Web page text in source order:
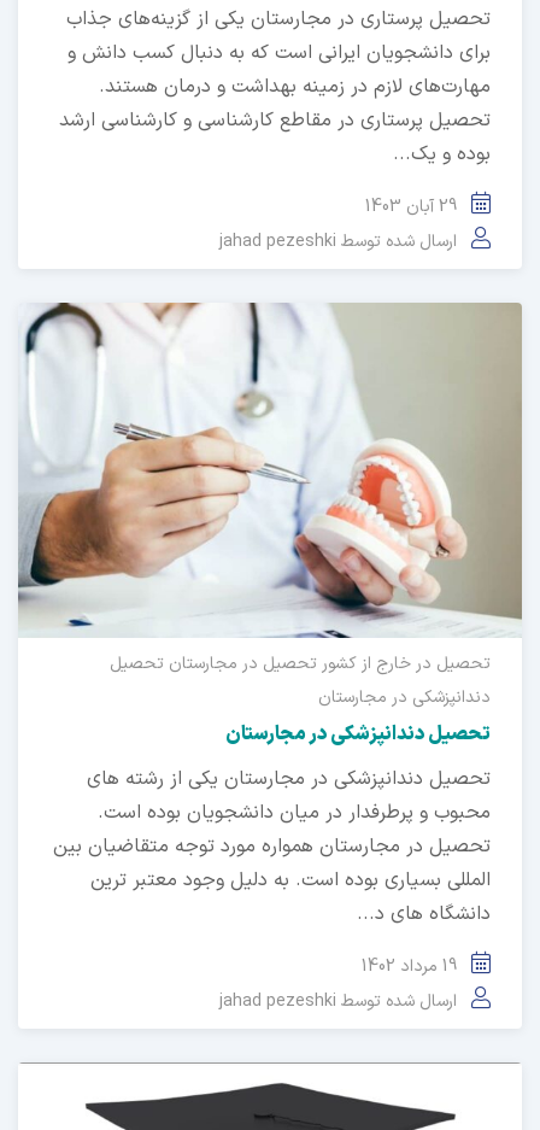
پرستاری در مجارستان یکی از گزینه‌های جذاب
دانشجویان ایرانی است که به دنبال کسب دانش و
لازم در زمینه بهداشت و درمان هستند.
پرستاری در مقاطع کارشناسی و کارشناسی ارشد
و یک...
ارسال شده توسطjahad pezeshki
در خارج از کشورتحصیل در مجارستانتحصیل
در مجارستان
دندانپزشکی در مجارستان
دندانپزشکی در مجارستان یکی از رشته ‌های
و پرطرفدار در میان دانشجویان بوده است.
در مجارستان همواره مورد توجه متقاضیان بین
بسیاری بوده است. به دلیل وجود معتبر ترین
های د...
ارسال شده توسطjahad pezeshki